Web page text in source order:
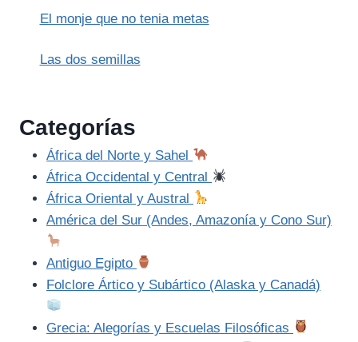
El monje que no tenia metas
Las dos semillas
Categorías
África del Norte y Sahel
África Occidental y Central
África Oriental y Austral
América del Sur (Andes, Amazonía y Cono Sur)
Antiguo Egipto
Folclore Ártico y Subártico (Alaska y Canadá)
Grecia: Alegorías y Escuelas Filosóficas